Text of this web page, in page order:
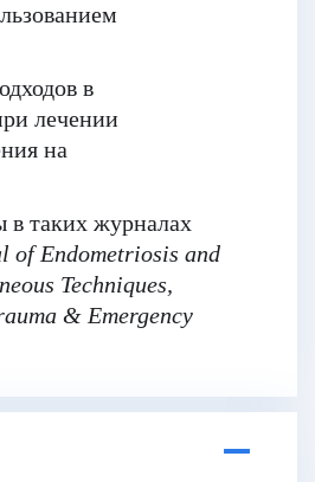
в
лечении
на
в таких журналах
of Endometriosis and
Techniques,
& Emergency